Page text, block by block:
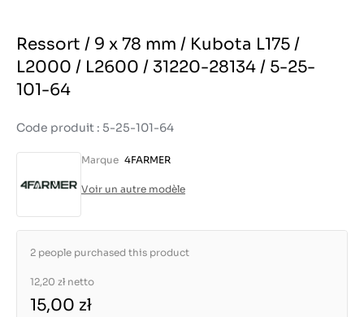
Ressort / 9 x 78 mm / Kubota L175 /
L2000 / L2600 / 31220-28134 / 5-25-
101-64
Code produit : 5-25-101-64
Marque 4FARMER
Voir un autre modèle
2 people purchased this product
12,20 zł netto
15,00 zł